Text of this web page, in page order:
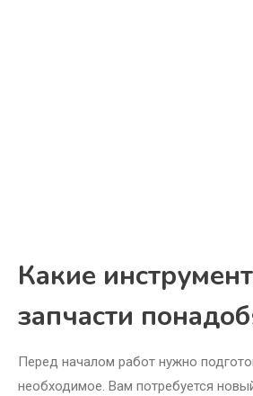
Какие
запчасти
Перед началом работ нужно
необходимое. Вам потребуется